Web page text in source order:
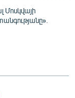
Մոսկվայի